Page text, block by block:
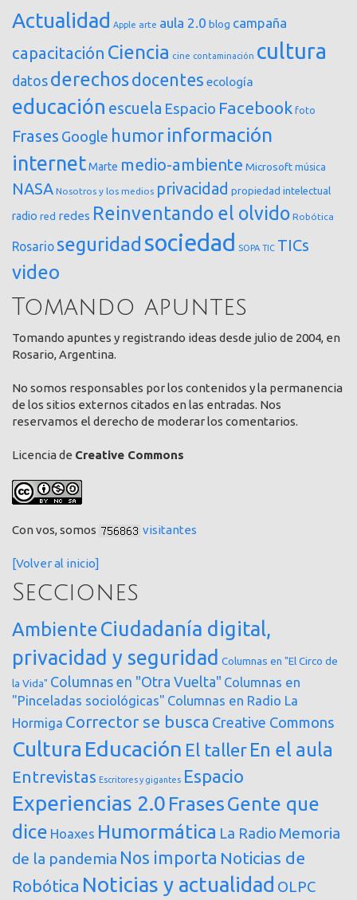
Actualidad Apple arte aula 2.0 blog campaña
capacitación Ciencia cine contaminación cultura
datos derechosdocentes ecología
educación escuela Espacio Facebook foto
Frases Google humor información
internetMarte medio-ambiente Microsoft música
NASA Nosotros y los medios privacidad propiedad intelectual
radio red redes Reinventando el olvido Robótica
Rosario seguridad sociedad SOPA TIC TICs
video
Tomando apuntes
Tomando apuntes y registrando ideas desde julio de 2004, en
Rosario, Argentina.
No somos responsables por los contenidos y la permanencia
de los sitios externos citados en las entradas. Nos
reservamos el derecho de moderar los comentarios.
Licencia de Creative Commons
Con vos, somos visitantes
[Volver al inicio]
Secciones
AmbienteCiudadanía digital,
privacidad y seguridad Columnas en "El Circo de
la Vida" Columnas en "Otra Vuelta" Columnas en
"Pinceladas sociológicas" Columnas en Radio La
Hormiga Corrector se busca Creative Commons
Cultura Educación El taller En el aula
Entrevistas Escritores y gigantes Espacio
Experiencias 2.0 FrasesGente que
dice Hoaxes Humormática La Radio Memoria
de la pandemia Nos importa Noticias de
Robótica Noticias y actualidad OLPC